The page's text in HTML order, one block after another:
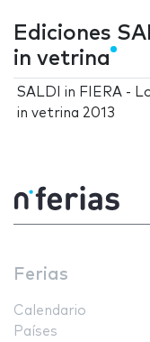
Ediciones
in vetrina
SALDI in FIERA -
in vetrina 2013
Ferias
Calendario
Países